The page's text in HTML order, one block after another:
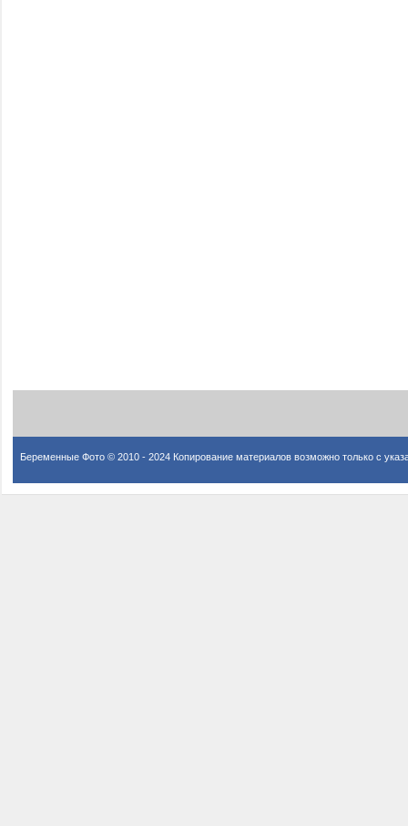
Беременные Фото © 2010 - 2024 Копирование материалов возможно только с